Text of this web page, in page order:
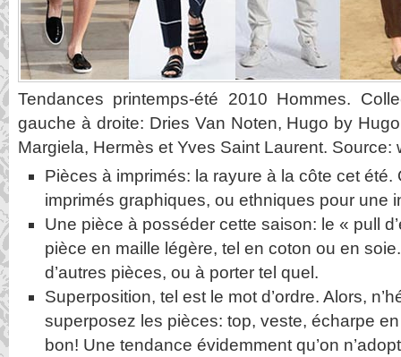
Tendances printemps-été 2010 Hommes.
gauche à droite: Dries Van Noten, Hugo by
Margiela, Hermès et Yves Saint Laurent. Source:
Pièces à imprimés: la rayure à la côte cet été.
imprimés graphiques, ou ethniques pour une
Une pièce à posséder cette saison: le « pull
pièce en maille légère, tel en coton ou en
d’autres pièces, ou à porter tel quel.
Superposition, tel est le mot d’ordre. Alors,
superposez les pièces: top, veste, écharpe
bon! Une tendance évidemment qu’on